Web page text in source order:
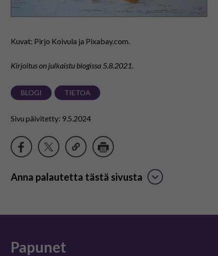
Kuvat: Pirjo Koivula ja Pixabay.com.
Kirjoitus on julkaistu blogissa 5.8.2021.
BLOGI TIETOA
Sivu päivitetty: 9.5.2024
Anna palautetta tästä sivusta
Papunet